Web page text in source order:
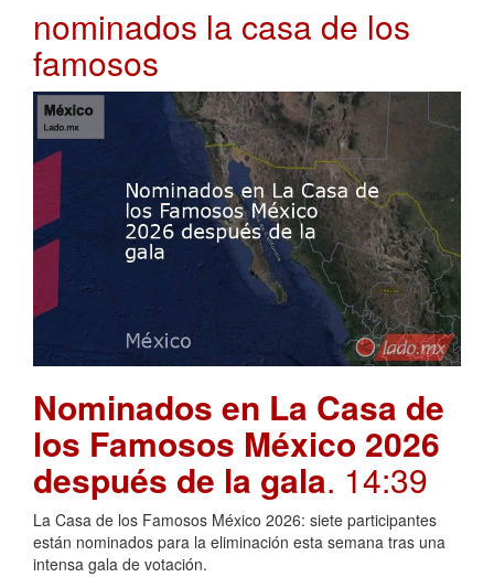
nominados la casa de los
famosos
Nominados en La Casa de
los Famosos México 2026
después de la gala. 14:39
La Casa de los Famosos México 2026: siete participantes
están nominados para la eliminación esta semana tras una
intensa gala de votación.